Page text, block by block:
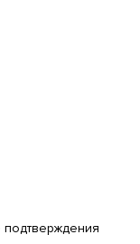
подтверждения